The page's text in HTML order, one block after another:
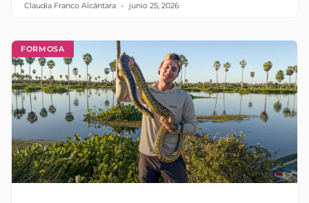
Claudia Franco Alcántara junio 25, 2026
FORMOSA